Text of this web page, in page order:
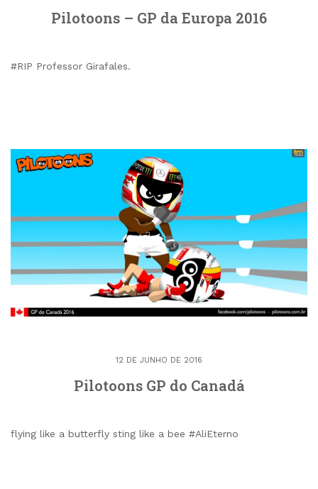
Pilotoons – GP da Europa 2016
#RIP Professor Girafales.
12 DE JUNHO DE 2016
Pilotoons GP do Canadá
flying like a butterfly sting like a bee #AliEterno